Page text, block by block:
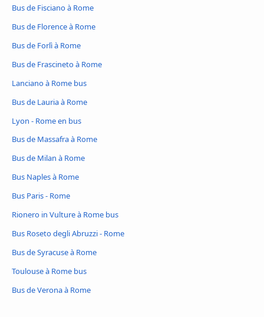
Bus de Fisciano à Rome
Bus de Florence à Rome
Bus de Forlì à Rome
Bus de Frascineto à Rome
Lanciano à Rome bus
Bus de Lauria à Rome
Lyon - Rome en bus
Bus de Massafra à Rome
Bus de Milan à Rome
Bus Naples à Rome
Bus Paris - Rome
Rionero in Vulture à Rome bus
Bus Roseto degli Abruzzi - Rome
Bus de Syracuse à Rome
Toulouse à Rome bus
Bus de Verona à Rome